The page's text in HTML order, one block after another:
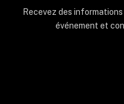
Recevez des
événement et